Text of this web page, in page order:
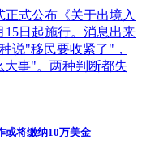
正式公布《关于出境入
15日起施行。消息出来
说"移民要收紧了"，
事"。两种判断都失
或将缴纳10万美金